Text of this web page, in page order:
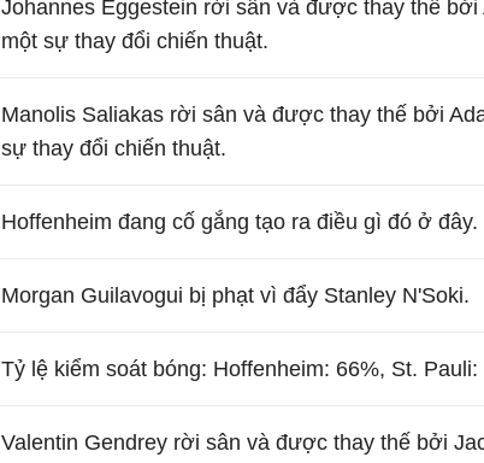
Johannes Eggestein rời sân và được thay thế bởi
một sự thay đổi chiến thuật.
Manolis Saliakas rời sân và được thay thế bởi
sự thay đổi chiến thuật.
Hoffenheim đang cố gắng tạo ra điều gì đó ở đây.
Morgan Guilavogui bị phạt vì đẩy Stanley N'Soki.
Tỷ lệ kiểm soát bóng: Hoffenheim: 66%, St. Pauli:
Valentin Gendrey rời sân và được thay thế bởi